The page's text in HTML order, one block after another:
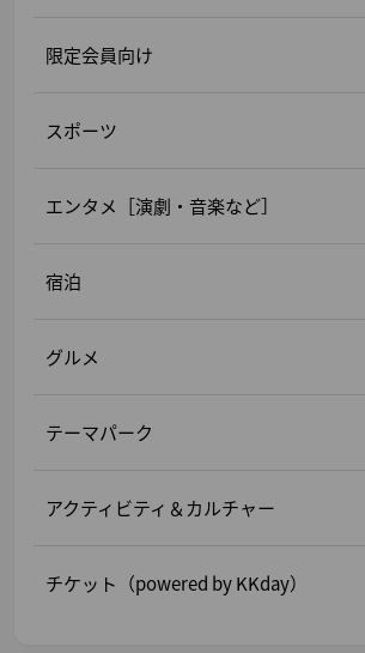
限定会員向け
スポーツ
エンタメ［演劇・音楽など］
宿泊
グルメ
テーマパーク
アクティビティ＆カルチャー
チケット（powered by KKday）